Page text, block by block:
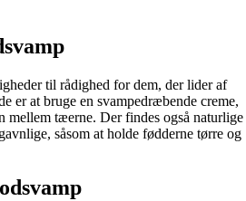
til rådighed for dem, der lider af
er at bruge en svampedræbende creme,
mellem tæerne. Der findes også naturlige
såsom at holde fødderne tørre og